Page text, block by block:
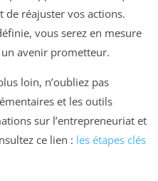
de réajuster vos actions.
vous serez en mesure
avenir prometteur.
loin, n’oubliez pas
et les outils
sur l’entrepreneuriat et
ce lien : les étapes clés